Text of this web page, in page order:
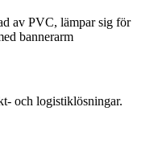
av PVC, lämpar sig för
bannerarm
och logistiklösningar.